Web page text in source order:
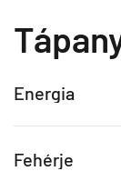
Energia
Fehérje